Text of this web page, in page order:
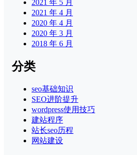
2021 年 5 月
2021 年 4 月
2020 年 4 月
2020 年 3 月
2018 年 6 月
分类
seo基础知识
SEO进阶提升
wordpress使用技巧
建站程序
站长seo历程
网站建设